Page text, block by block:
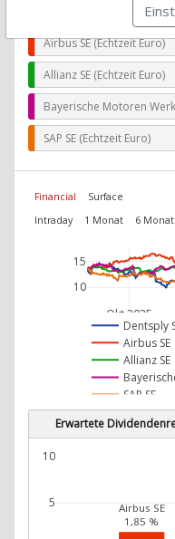
Dentsply Sirona Inc.
Airbus SE (Echtzeit Euro)
Allianz SE (Echtzeit Euro)
Bayerische Motoren
SAP SE (Echtzeit Euro)
Financial
Surface
Intraday
1 Monat 6
Okt 2025
10
15
Dentsply
Airbus SE
Allianz SE
SAP SE
Erwartete
Airbus SE
1,85 %
5
10